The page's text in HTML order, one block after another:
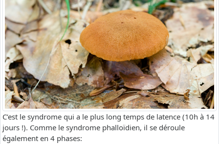
C’est le syndrome qui a le plus long temps de latence (10h à 14
jours !). Comme le syndrome phalloïdien, il se déroule
également en 4 phases: